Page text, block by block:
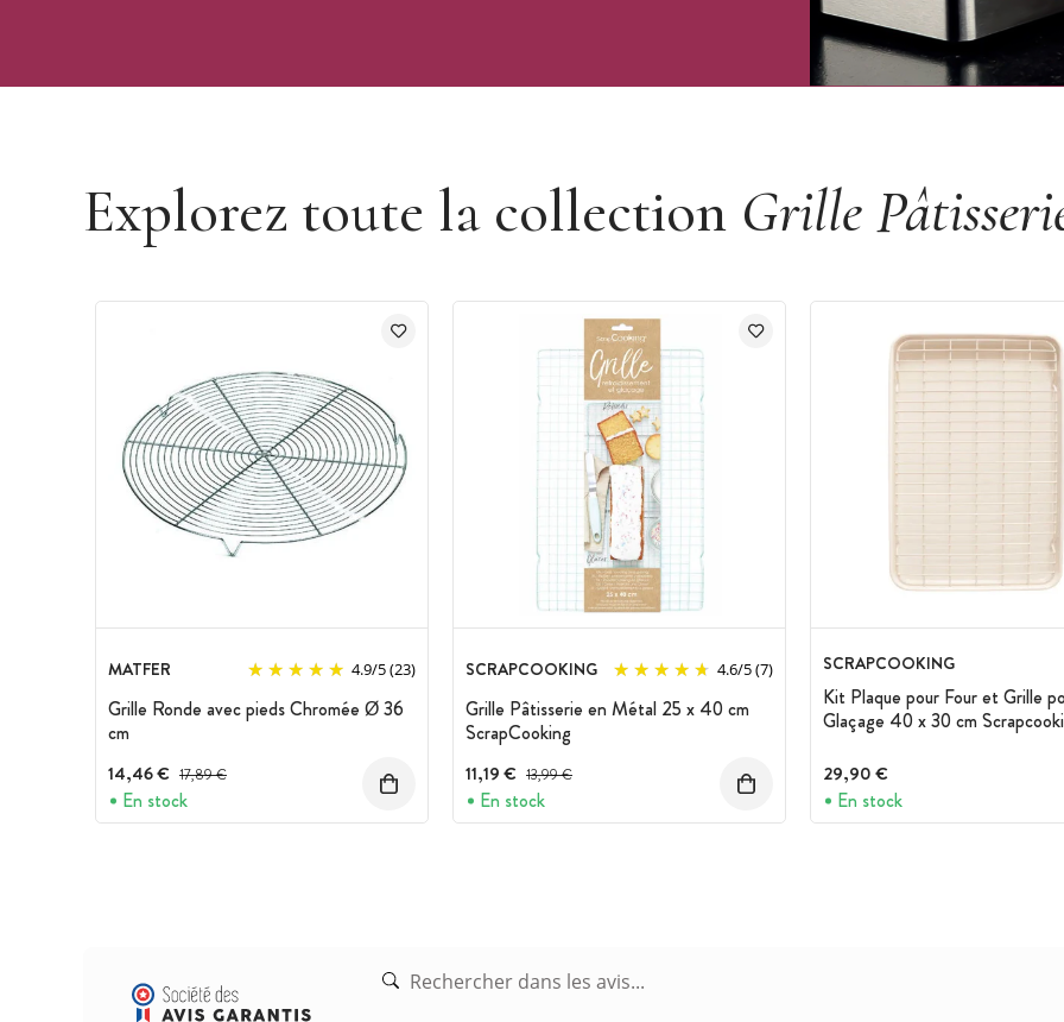
Explorez toute la collection Grille
MATFER 4.9/5(23)
Grille Ronde avec pieds Chromée Ø 36
cm
14,46 € Prix avant réduction :
17,89 €
En stock
SCRAPCOOKING 4.6/5(7)
Grille Pâtisserie en Métal 25 x 40 cm
ScrapCooking
11,19 € Prix avant réduction :
13,99 €
En stock
SCRAPCOOKING
Kit Plaque pour Four et Grille
Glaçage 40 x 30 cm
29,90 €
En stock